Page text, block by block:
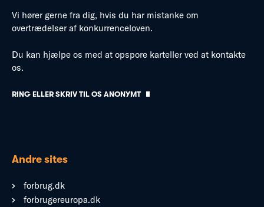
Vi hører gerne fra dig, hvis du har mistanke om
overtrædelser af konkurrenceloven.
Du kan hjælpe os med at opspore karteller ved at kontakte
os.
RING ELLER SKRIV TIL OS ANONYMT
Andre sites
forbrug.dk
forbrugereuropa.dk